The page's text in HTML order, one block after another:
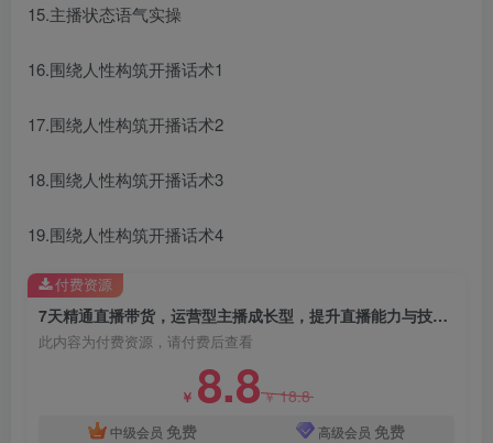
15.主播状态语气实操
16.围绕人性构筑开播话术1
17.围绕人性构筑开播话术2
18.围绕人性构筑开播话术3
19.围绕人性构筑开播话术4
7天精通直播带货，运营型主播成长型，提升直播能力与技巧（19节课）
此内容为付费资源，请付费后查看
￥ 8.8￥18.8
中级会员 免费 高级会员 免费
付费资源